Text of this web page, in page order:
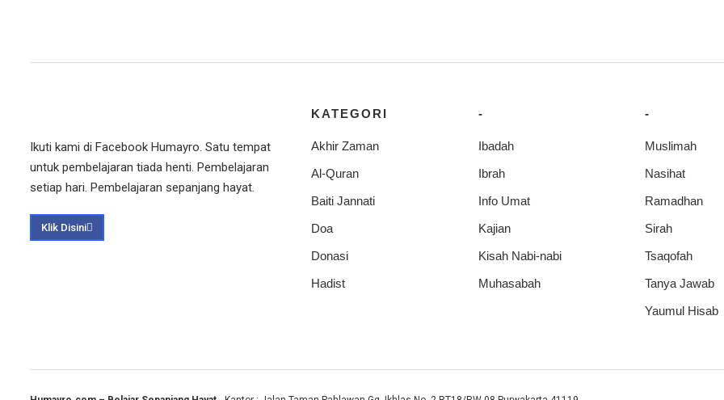
Ikuti kami di Facebook Humayro. Satu tempat
untuk pembelajaran tiada henti. Pembelajaran
setiap hari. Pembelajaran sepanjang hayat.
Klik Disini
KATEGORI
Akhir Zaman
Al-Quran
Baiti Jannati
Doa
Donasi
Hadist
-
Ibadah
Ibrah
Info Umat
Kajian
Kisah Nabi-nabi
Muhasabah
-
Muslimah
Nasihat
Ramadhan
Sirah
Tsaqofah
Tanya Jawab
Yaumul Hisab